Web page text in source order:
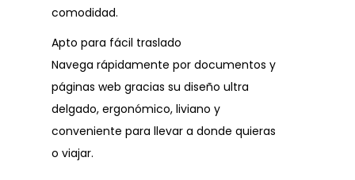
comodidad.
Apto para fácil traslado
Navega rápidamente por documentos y
páginas web gracias su diseño ultra
delgado, ergonómico, liviano y
conveniente para llevar a donde quieras
o viajar.